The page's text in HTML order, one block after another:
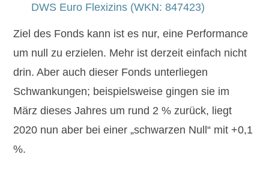
DWS Euro Flexizins (WKN: 847423)
Ziel des Fonds kann ist es nur, eine Performance
um null zu erzielen. Mehr ist derzeit einfach nicht
drin. Aber auch dieser Fonds unterliegen
Schwankungen; beispielsweise gingen sie im
März dieses Jahres um rund 2 % zurück, liegt
2020 nun aber bei einer „schwarzen Null“ mit +0,1
%.